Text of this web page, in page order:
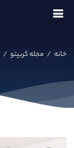
خانه / مجله کریپتو /